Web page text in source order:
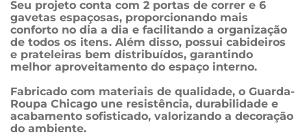
Seu projeto conta com 2 portas de correr e 6
gavetas espaçosas, proporcionando mais
conforto no dia a dia e facilitando a organização
de todos os itens. Além disso, possui cabideiros
e prateleiras bem distribuídos, garantindo
melhor aproveitamento do espaço interno.
Fabricado com materiais de qualidade, o Guarda-
Roupa Chicago une resistência, durabilidade e
acabamento sofisticado, valorizando a decoração
do ambiente.